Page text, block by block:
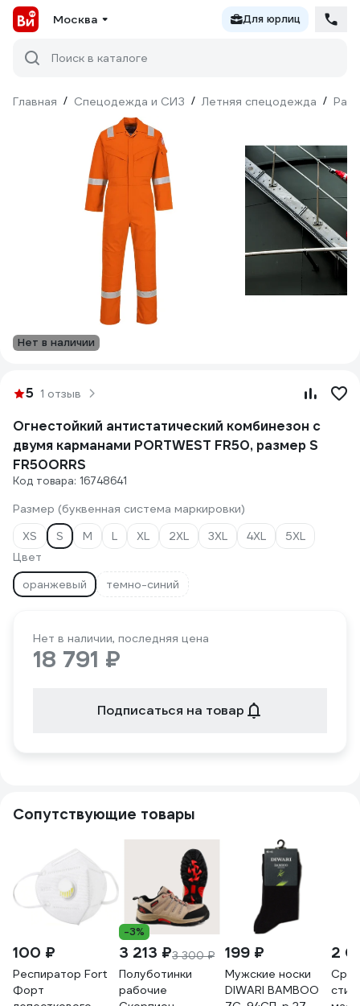
Москва Для юрлиц
Поиск в каталоге
Главная / Спецодежда и СИЗ / Летняя спецодежда /
Нет в наличии
5 1 отзыв
Огнестойкий антистатический комбинезон с
двумя карманами PORTWEST FR50, размер S
FR50ORRS
Код товара: 16748641
Размер (буквенная система маркировки)
XS
S M L XL 2XL 3XL 4XL
5XL
Цвет
оранжевый
темно-синий
Нет в наличии, последняя цена
18 791 ₽
Подписаться на товар
Сопутствующие товары
100 ₽
Респиратор Fort
Форт
-3%
3 213 ₽3 300 ₽
Полуботинки
рабочие
199 ₽
Мужские носки
DIWARI BAMBOO
2